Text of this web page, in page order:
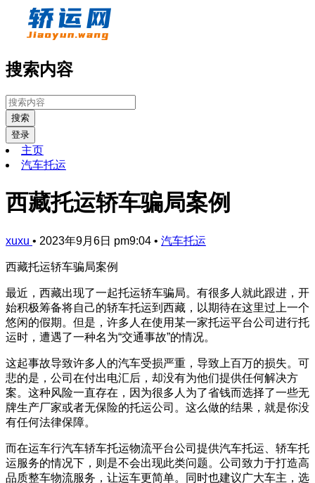
搜索内容
搜索
登录
主页
汽车托运
西藏托运轿车骗局案例
xuxu • 2023年9月6日 pm9:04 • 汽车托运
西藏托运轿车骗局案例
最近，西藏出现了一起托运轿车骗局。有很多人就此跟进，开
始积极筹备将自己的轿车托运到西藏，以期待在这里过上一个
悠闲的假期。但是，许多人在使用某一家托运平台公司进行托
运时，遭遇了一种名为“交通事故”的情况。
这起事故导致许多人的汽车受损严重，导致上百万的损失。可
悲的是，公司在付出电汇后，却没有为他们提供任何解决方
案。这种风险一直存在，因为很多人为了省钱而选择了一些无
牌生产厂家或者无保险的托运公司。这么做的结果，就是你没
有任何法律保障。
而在运车行汽车轿车托运物流平台公司提供汽车托运、轿车托
运服务的情况下，则是不会出现此类问题。公司致力于打造高
品质整车物流服务，让运车更简单。同时也建议广大车主，选